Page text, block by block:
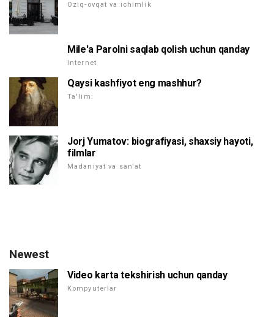
Oziq-ovqat va ichimlik
Mile'a Parolni saqlab qolish uchun qanday
Internet
Qaysi kashfiyot eng mashhur?
Ta'lim:
Jorj Yumatov: biografiyasi, shaxsiy hayoti,
filmlar
Madaniyat va san'at
Newest
Video karta tekshirish uchun qanday
Kompyuterlar